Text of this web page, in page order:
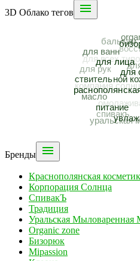
3D Облако тегов 
Бренды 
Краснополянская
Корпорация Солнца
СпивакЪ
Традиция
Уральская Мыловаренная
Organic zone
Бизорюк
Mipassion